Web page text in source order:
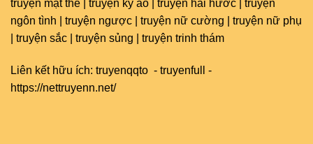
truyện mạt thế | truyện kỳ ảo | truyện hài hước | truyện
ngôn tình | truyện ngược | truyện nữ cường | truyện nữ phụ
| truyện sắc | truyện sủng | truyện trinh thám
Liên kết hữu ích: truyenqqto - truyenfull
-
https://nettruyenn.net/